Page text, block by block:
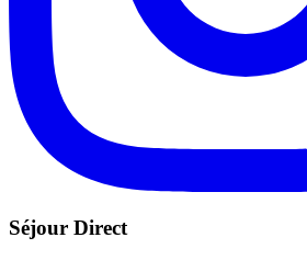
Séjour Direct